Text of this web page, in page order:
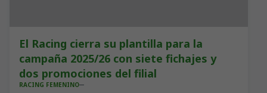
El Racing cierra su plantilla para la
campaña 2025/26 con siete fichajes y
dos promociones del filial
RACING FEMENINO